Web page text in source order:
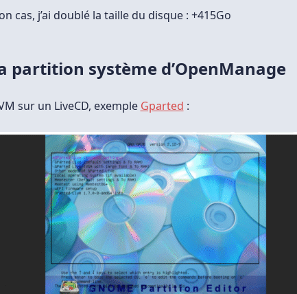
cas, j’ai doublé la taille du disque : +415Go
partition système d’OpenManage
sur un LiveCD, exemple Gparted :